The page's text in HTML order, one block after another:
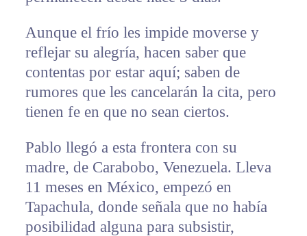
Aunque el frío les impide moverse y
reflejar su alegría, hacen saber que
contentas por estar aquí; saben de
rumores que les cancelarán la cita, pero
tienen fe en que no sean ciertos.
Pablo llegó a esta frontera con su
madre, de Carabobo, Venezuela. Lleva
11 meses en México, empezó en
Tapachula, donde señala que no había
posibilidad alguna para subsistir,